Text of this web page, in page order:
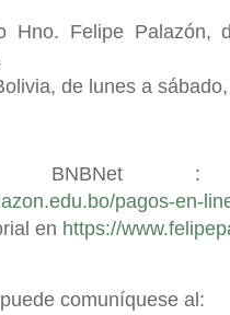
Hno. Felipe Palazón,
de lunes a
BNBNet :
pagos-en-
en https://
comuníquese al: